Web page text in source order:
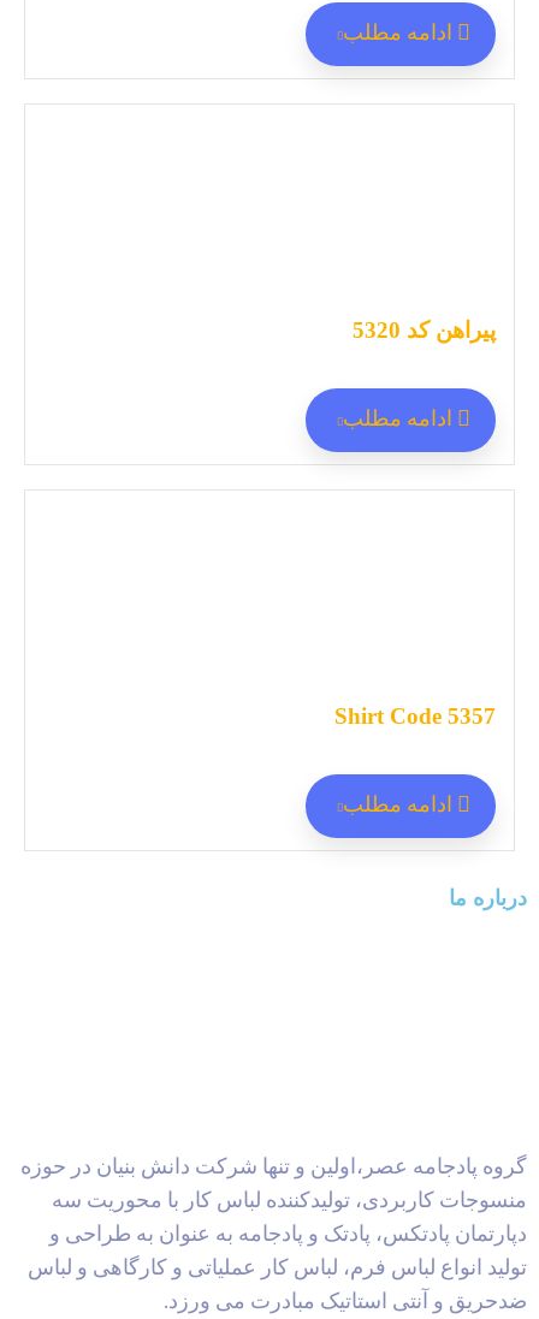
ادامه مطلب
پیراهن کد 5320
ادامه مطلب
Shirt Code 5357
ادامه مطلب
درباره ما
گروه پادجامه عصر،اولین و تنها شرکت دانش بنیان در حوزه
منسوجات کاربردی، تولیدکننده لباس کار با محوریت سه
دپارتمان پادتکس، پادتک و پادجامه به عنوان به طراحی و
تولید انواع لباس فرم، لباس کار عملیاتی و کارگاهی و لباس
ضدحریق و آنتی استاتیک مبادرت می ورزد.